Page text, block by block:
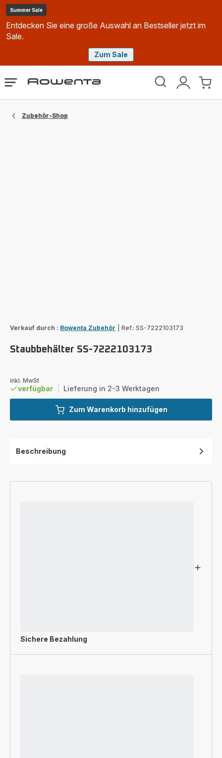
Summer Sale
Entdecken Sie eine große Auswahl an Bestseller jetzt im
Sale.
Zum Sale
Rowenta
Mein
Mein
Das
Zubehör-Shop
Verkauf durch : Rowenta Zubehör Ref.: SS-7222103173
Staubbehälter SS-7222103173
inkl. MwSt
verfügbar Lieferung in 2-3 Werktagen
Zum Warenkorb hinzufügen
Beschreibung
Sichere Bezahlung